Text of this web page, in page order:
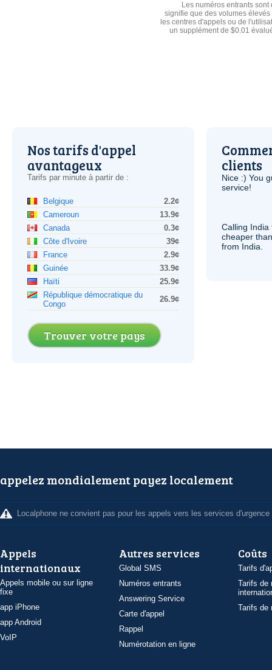
Les numéros entrants
signifie que des volumes
les centres d'appels ou de
un supplément de $0.01
Nos tarifs d'appel
avantageux
Tarifs par minute à partir de :
Belgique
2.2¢
Cameroun
13.9¢
Canada
0.3¢
Côte d'Ivoire
39¢
France
2.9¢
Guinée
33.9¢
Haïti
25.9¢
République démocratique du
Congo
26.9¢
Trouver votre pays
clients
Nice :) You
service!
Calling
cheaper
from India.
appelez mondialement payez localement
Localphone ne convient pas pour les appels vers les services d'urgence
Appels
internationaux
Appels mobile ou sur ligne
fixe
app iPhone
app Android
VoIP
Autres services
Global SMS
Numéros entrants
Answering Service
Carte d'appel
Rappel
Numérotation en ligne
Coûts
Tarifs
Tarifs de
Tarifs de